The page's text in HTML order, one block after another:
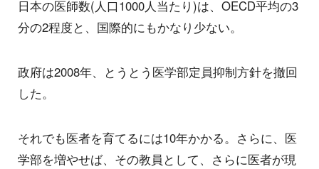
日本の医師数(人口1000人当たり)は、OECD平均の3
分の2程度と、国際的にもかなり少ない。
政府は2008年、とうとう医学部定員抑制方針を撤回
した。
それでも医者を育てるには10年かかる。さらに、医
学部を増やせば、その教員として、さらに医者が現